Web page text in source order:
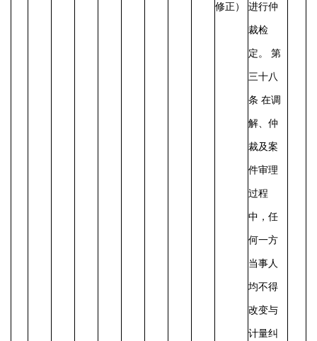
修正） 进行仲
裁检
定。 第
三十八
条 在调
解、仲
裁及案
件审理
过程
中，任
何一方
当事人
均不得
改变与
计量纠